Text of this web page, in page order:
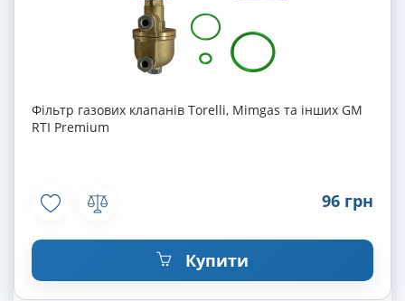
Фільтр газових клапанів Torelli, Mimgas та інших GM
RTI Premium
96 грн
Купити